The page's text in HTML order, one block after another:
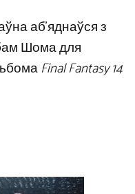
аб’яднаўся з
Шома для
Final Fantasy 14